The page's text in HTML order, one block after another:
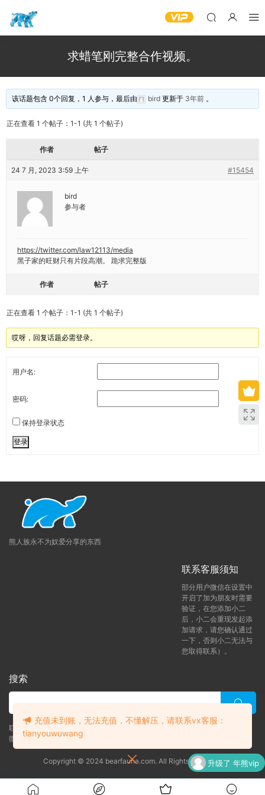
求蜡笔刚完整合作视频。
该话题包含 0个回复，1 人参与，最后由 bird 更新于 3年前 。
正在查看 1 个帖子：1-1 (共 1 个帖子)
作者 帖子
24 7 月, 2023 3:59 上午 #15454
bird
参与者
https://twitter.com/law12113/media
黑子家的旺财只有片段高潮。 跪求完整版
作者 帖子
正在查看 1 个帖子：1-1 (共 1 个帖子)
哎呀，回复话题必需登录。
用户名:
密码:
保持登录状态
登录
熊人族永不为奴爱分享的东西
联系客服须知
部分用户微信在设置中
开启了加为朋友时需要
验证，在您添加小二
后，小二会重现发起添
加请求，请您确认通过
一下，否则小二无法与
您取得联系）。
搜索
联系客服 (添加后告诉客服-来自熊人族咨询问题)
微信客服（tianyouwuwang）
Copyright © 2024 bearfauna.com. All Rights Reserved
充值未到账，无法充值，不懂解压，请联系vx客服：
tianyouwuwang
升级了 年熊vip
升级了 月熊vip